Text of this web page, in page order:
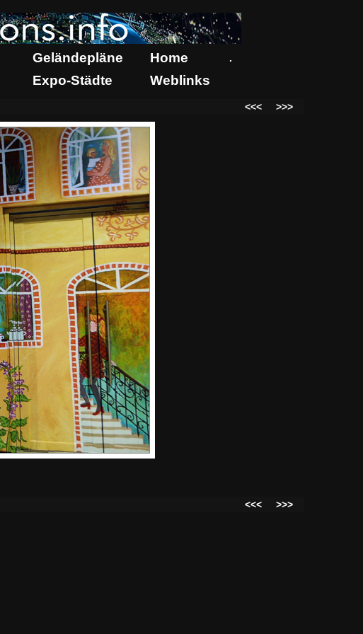
Geländepläne Home .
Expo-Städte Weblinks
<<< >>>
<<<
>>>